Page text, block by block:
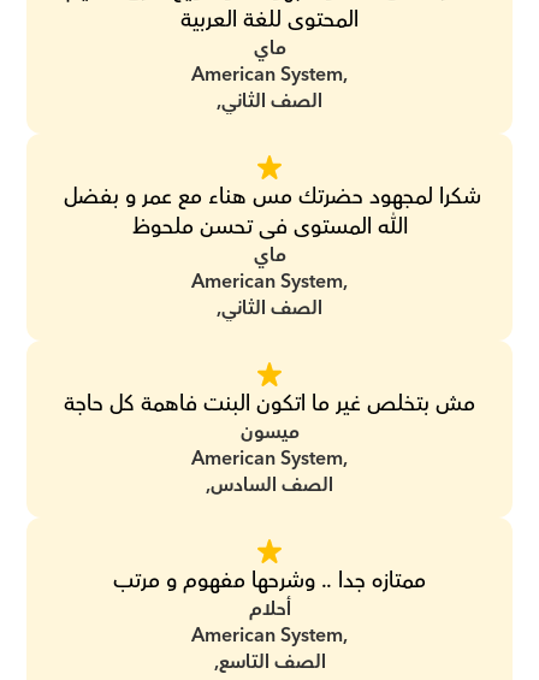
ممتازه جدا .. وشرحها مفهوم و مرتب
أحلام
الصف التاسع,
American System,
المحتوى للغة العربية
ماي
الصف الثاني,
American System,
الله المستوى فى تحسن ملحوظ
ماي
الصف الثاني,
American System,
مش بتخلص غير ما اتكون البنت فاهمة كل حاجة
ميسون
الصف السادس,
American System,